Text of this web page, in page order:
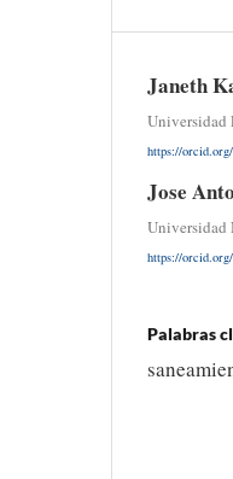
Janeth
Universidad
https://
Jose
Universidad
https://
Palabras